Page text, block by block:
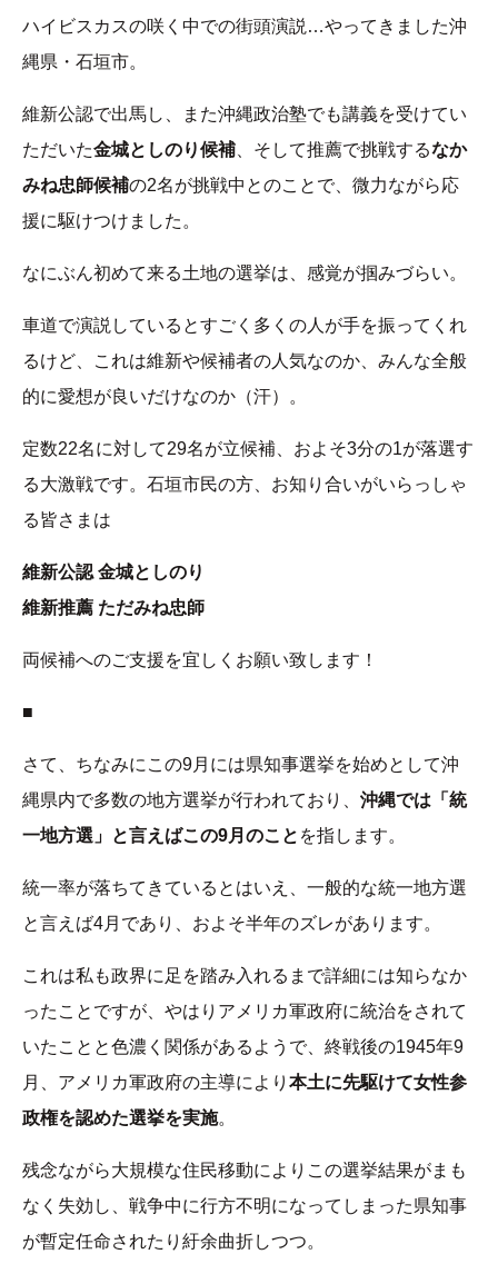
ハイビスカスの咲く中での街頭演説…やってきました沖
縄県・石垣市。
維新公認で出馬し、また沖縄政治塾でも講義を受けてい
ただいた金城としのり候補 、そして推薦で挑戦するなか
みね忠師候補の2名が挑戦中とのことで、微力ながら応
援に駆けつけました。
なにぶん初めて来る土地の選挙は、感覚が掴みづらい。
車道で演説しているとすごく多くの人が手を振ってくれ
るけど、これは維新や候補者の人気なのか、みんな全般
的に愛想が良いだけなのか（汗）。
定数22名に対して29名が立候補、およそ3分の1が落選す
る大激戦です。石垣市民の方、お知り合いがいらっしゃ
る皆さまは
維新公認 金城としのり
維新推薦 ただみね忠師
両候補へのご支援を宜しくお願い致します！
■
さて、ちなみにこの9月には県知事選挙を始めとして沖
縄県内で多数の地方選挙が行われており、 沖縄では「統
一地方選」と言えばこの9月のこと を指します。
統一率が落ちてきているとはいえ、一般的な統一地方選
と言えば4月であり、およそ半年のズレがあります。
これは私も政界に足を踏み入れるまで詳細には知らなか
ったことですが、やはりアメリカ軍政府に統治をされて
いたことと色濃く関係があるようで、終戦後の1945年9
月、アメリカ軍政府の主導により 本土に先駆けて女性参
政権を認めた選挙を実施。
残念ながら大規模な住民移動によりこの選挙結果がまも
なく失効し、戦争中に行方不明になってしまった県知事
が暫定任命されたり紆余曲折しつつ。